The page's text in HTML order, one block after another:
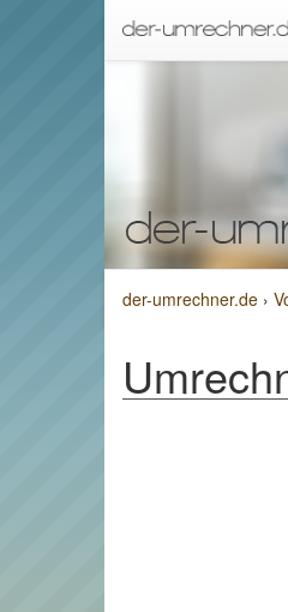
der-umrechner.de ›